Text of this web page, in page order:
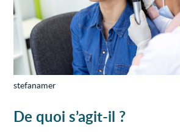
stefanamer
De quoi s’agit-il ?